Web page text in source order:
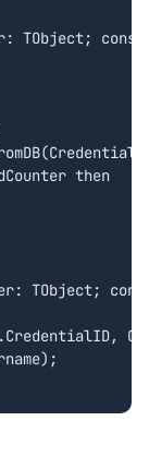
TObject;
then
TObject;